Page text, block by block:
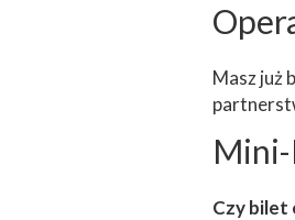
Masz już
Mini-
Czy bilet